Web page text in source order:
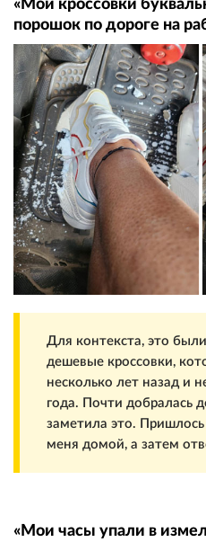
«Мои кроссовки
порошок по дороге на
Для контекста, это
дешевые кроссовки,
несколько лет назад и
года. Почти добралась
заметила это. Пришлось
меня домой, а затем
«Мои часы упали в